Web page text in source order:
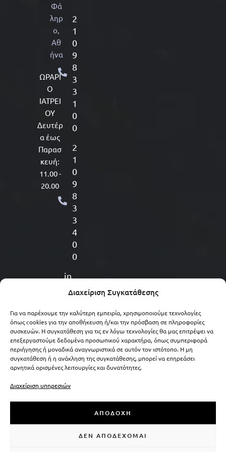
Διαχείριση Συγκατάθεσης
Για να παρέχουμε την καλύτερη εμπειρία, χρησιμοποιούμε τεχνολογίες
όπως cookies για την αποθήκευση ή/και την πρόσβαση σε πληροφορίες
συσκευών. Η συγκατάθεση για τις εν λόγω τεχνολογίες θα μας επιτρέψει να
επεξεργαστούμε δεδομένα προσωπικού χαρακτήρα, όπως συμπεριφορά
περιήγησης ή μοναδικά αναγνωριστικά σε αυτόν τον ιστότοπο. Η μη
συγκατάθεση ή η ανάκληση της συγκατάθεσης, μπορεί να επηρεάσει
αρνητικά ορισμένες λειτουργίες και δυνατότητες.
Διαχείριση υπηρεσιών
ΑΠΟΔΟΧΉ
ΔΕΝ ΑΠΟΔΈΧΟΜΑΙ
Φά
ληρ
ο,
Αθ
ήνα
ΩΡΑΡΙ
Ο
ΙΑΤΡΕΙ
ΟΥ
Δευτέρ
α έως
Παρασ
κευή:
11.00 -
20.00
2
1
0
9
8
3
3
1
0
0
2
1
0
9
8
3
3
4
0
0
in
@
el
e
g
a
n
c